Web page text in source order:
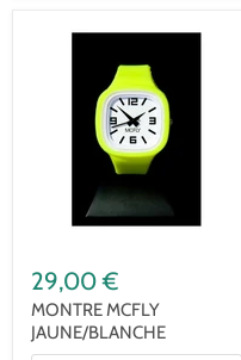
29,00 €
MONTRE MCFLY
JAUNE/BLANCHE